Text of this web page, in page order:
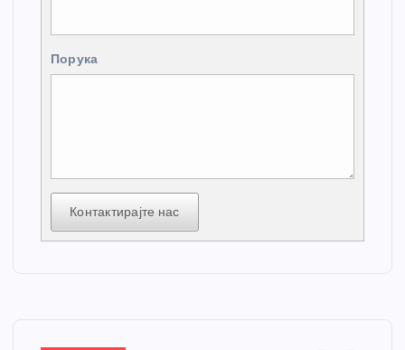
Порука
Контактирајте нас